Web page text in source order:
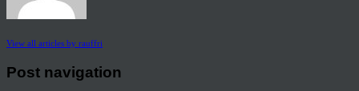
View all articles by rauffri
Post navigation